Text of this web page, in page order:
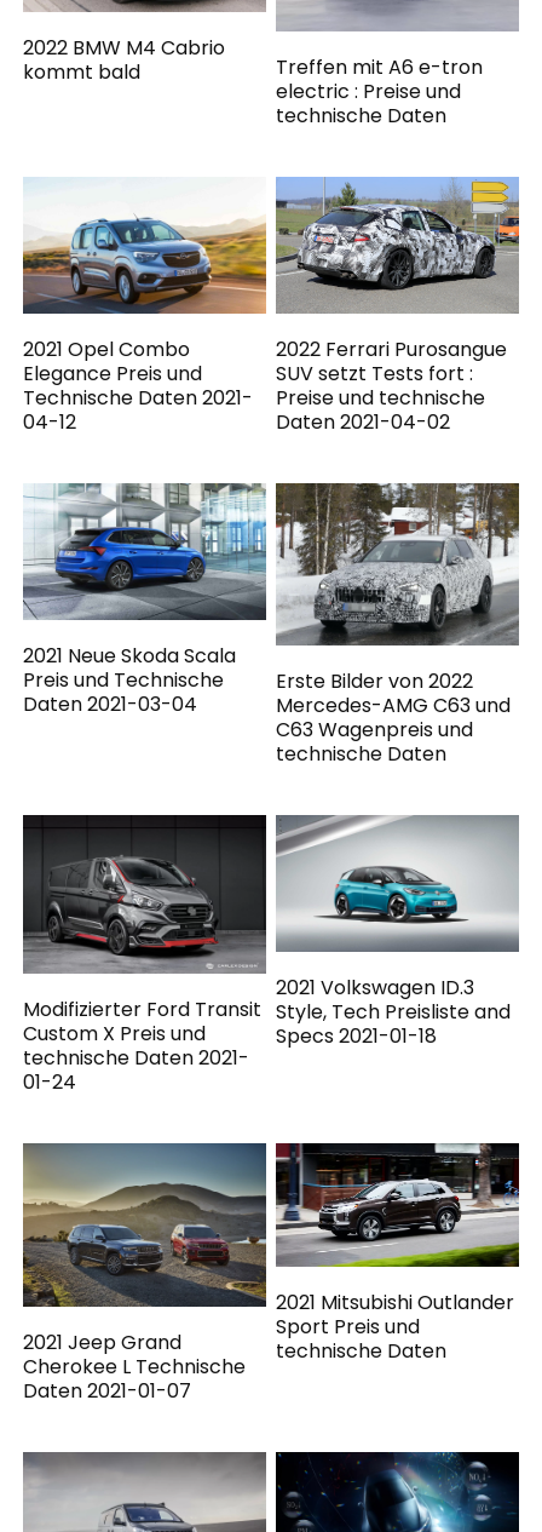
2022 BMW M4 Cabrio
kommt bald
Treffen mit A6 e-tron
electric : Preise und
technische Daten
2021 Opel Combo
Elegance Preis und
Technische Daten 2021-
04-12
2022 Ferrari Purosangue
SUV setzt Tests fort :
Preise und technische
Daten 2021-04-02
2021 Neue Skoda Scala
Preis und Technische
Daten 2021-03-04
Erste Bilder von 2022
Mercedes-AMG C63 und
C63 Wagenpreis und
technische Daten
Modifizierter Ford Transit
Custom X Preis und
technische Daten 2021-
01-24
2021 Volkswagen ID.3
Style, Tech Preisliste and
Specs 2021-01-18
2021 Jeep Grand
Cherokee L Technische
Daten 2021-01-07
2021 Mitsubishi Outlander
Sport Preis und
technische Daten